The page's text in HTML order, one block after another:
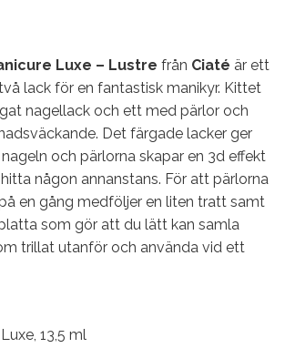
Luxe – Lustre från Ciaté är ett
lack för en fantastisk manikyr. Kittet
nagellack och ett med pärlor och
Det färgade lacker ger
och pärlorna skapar en 3d effekt
någon annanstans. För att pärlorna
en gång medföljer en liten tratt samt
som gör att du lätt kan samla
trillat utanför och använda vid ett
13,5 ml